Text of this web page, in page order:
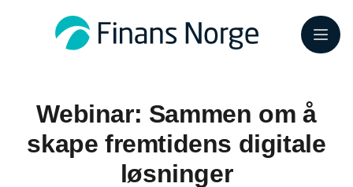
Meny
Webinar: Sammen om å
skape fremtidens digitale
løsninger